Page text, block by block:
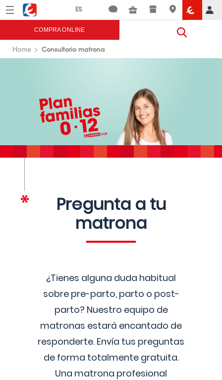
Menú Eroski
COMPRA ONLINE
Home Consultorio matrona
Pregunta a tu
matrona
¿Tienes alguna duda habitual
sobre pre-parto, parto o post-
parto? Nuestro equipo de
matronas estará encantado de
responderte. Envía tus preguntas
de forma totalmente gratuita.
Una matrona profesional